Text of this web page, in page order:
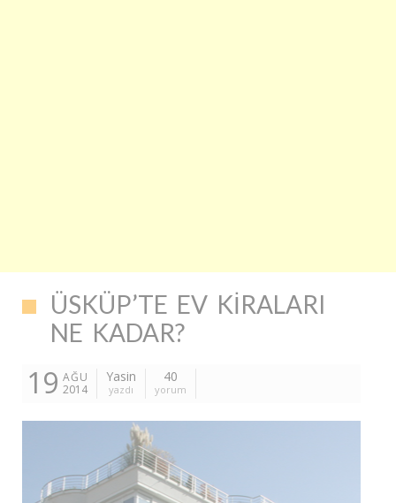
ÜSKÜP’TE EV KIRALARI
NE KADAR?
19 AĞU
2014
Yasin
yazdı
40
yorum